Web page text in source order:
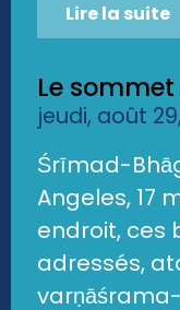
Lire la suite
Le
jeudi, août
Śrīmad-
Angeles, 17
endroit, ces
adressés,